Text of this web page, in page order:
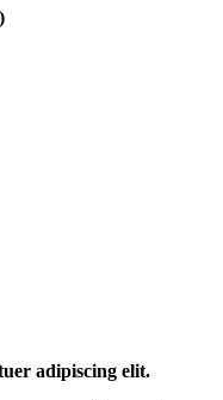
adipiscing elit.